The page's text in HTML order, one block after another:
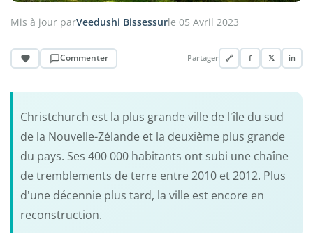
Mis à jour parVeedushi Bissessurle 05 Avril 2023
Commenter Partager 🔗 f 𝕏 in
Christchurch est la plus grande ville de l'île du sud
de la Nouvelle-Zélande et la deuxième plus grande
du pays. Ses 400 000 habitants ont subi une chaîne
de tremblements de terre entre 2010 et 2012. Plus
d'une décennie plus tard, la ville est encore en
reconstruction.